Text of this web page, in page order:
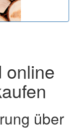
online
über